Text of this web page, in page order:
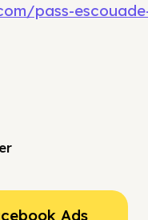
pass-
Ads